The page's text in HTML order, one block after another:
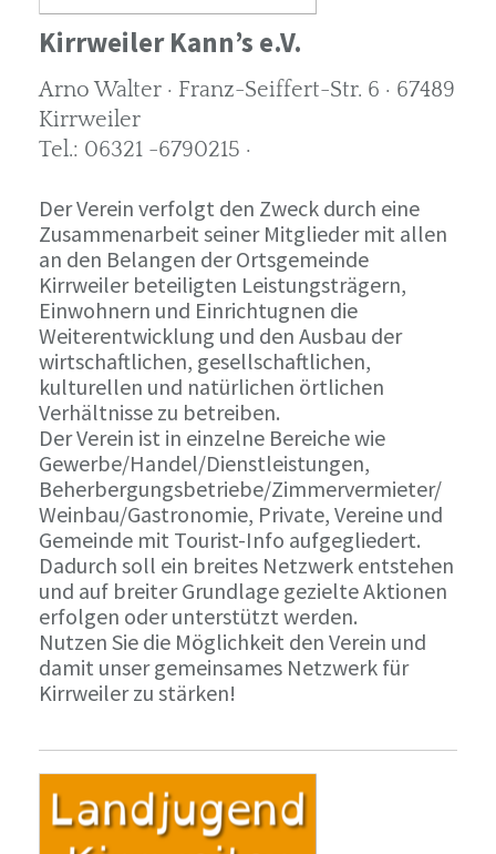
Kirrweiler Kann’s e.V.
Arno Walter · Franz-Seiffert-Str. 6 · 67489
Kirrweiler
Tel.: 06321 -6790215 ·
Der Verein verfolgt den Zweck durch eine
Zusammenarbeit seiner Mitglieder mit allen
an den Belangen der Ortsgemeinde
Kirrweiler beteiligten Leistungsträgern,
Einwohnern und Einrichtugnen die
Weiterentwicklung und den Ausbau der
wirtschaftlichen, gesellschaftlichen,
kulturellen und natürlichen örtlichen
Verhältnisse zu betreiben.
Der Verein ist in einzelne Bereiche wie
Gewerbe/Handel/Dienstleistungen,
Beherbergungsbetriebe/Zimmervermieter/
Weinbau/Gastronomie, Private, Vereine und
Gemeinde mit Tourist-Info aufgegliedert.
Dadurch soll ein breites Netzwerk entstehen
und auf breiter Grundlage gezielte Aktionen
erfolgen oder unterstützt werden.
Nutzen Sie die Möglichkeit den Verein und
damit unser gemeinsames Netzwerk für
Kirrweiler zu stärken!